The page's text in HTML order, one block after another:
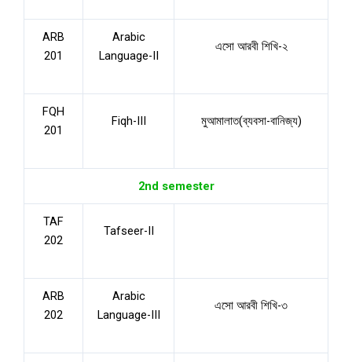
ARB
201
Arabic
Language-II
এসো আরবী শিখি-২
FQH
201
Fiqh-III মুআমালাত(ব্যবসা-বানিজ্য)
2nd semester
TAF
202
Tafseer-II
ARB
202
Arabic
Language-III
এসো আরবী শিখি-৩